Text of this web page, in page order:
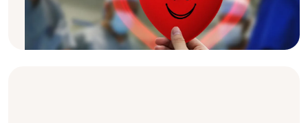
trapianto? E cosa significa in realtà essere un
trapiantato?